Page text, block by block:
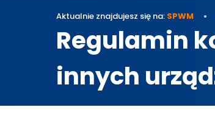
Aktualnie znajdujesz się na: SPWM
Regulamin
innych